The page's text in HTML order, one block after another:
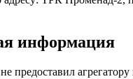
информация
предоставил